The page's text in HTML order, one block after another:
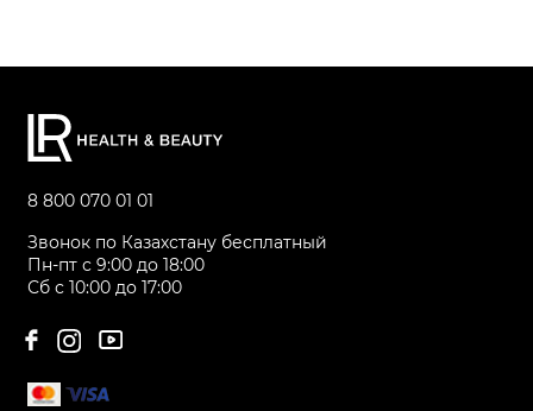
8 800 070 01 01
Звонок по Казахстану бесплатный
Пн-пт с 9:00 до 18:00
Сб с 10:00 до 17:00